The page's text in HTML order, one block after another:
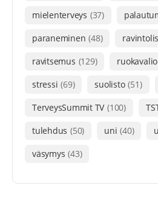
mielenterveys (37)
paraneminen (48)
ravitsemus (129) ruokavalio
stressi (69) suolisto (51)
TerveysSummit TV (100)
tulehdus (50) uni (40)
väsymys (43)